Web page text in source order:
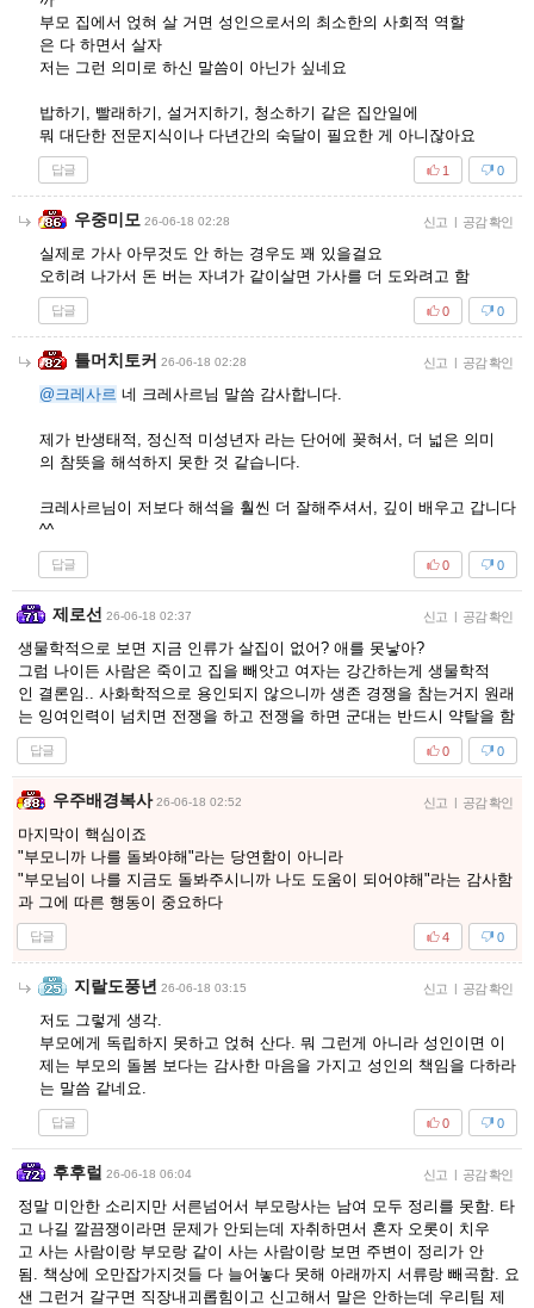
부모 집에서 얹혀 살 거면 성인으로서의 최소한의 사회적 역할
은 다 하면서 살자
저는 그런 의미로 하신 말씀이 아닌가 싶네요
밥하기, 빨래하기, 설거지하기, 청소하기 같은 집안일에
뭐 대단한 전문지식이나 다년간의 숙달이 필요한 게 아니잖아요
답글 0
1
우중미모 26-06-18 02:28 신고 | 공감 확인
실제로 가사 아무것도 안 하는 경우도 꽤 있을걸요
오히려 나가서 돈 버는 자녀가 같이살면 가사를 더 도와려고 함
답글 0
0
틀머치토커 26-06-18 02:28 신고 | 공감 확인
@크레사르 네 크레사르님 말씀 감사합니다.
제가 반생태적, 정신적 미성년자 라는 단어에 꽂혀서, 더 넓은 의미
의 참뜻을 해석하지 못한 것 같습니다.
크레사르님이 저보다 해석을 훨씬 더 잘해주셔서, 깊이 배우고 갑니다
^^
답글 0
0
제로선 26-06-18 02:37 신고 | 공감 확인
생물학적으로 보면 지금 인류가 살집이 없어? 애를 못낳아?
그럼 나이든 사람은 죽이고 집을 빼앗고 여자는 강간하는게 생물학적
인 결론임.. 사화학적으로 용인되지 않으니까 생존 경쟁을 참는거지 원래
는 잉여인력이 넘치면 전쟁을 하고 전쟁을 하면 군대는 반드시 약탈을 함
답글 0
0
우주배경복사 26-06-18 02:52 신고 | 공감 확인
마지막이 핵심이죠
"부모니까 나를 돌봐야해"라는 당연함이 아니라
"부모님이 나를 지금도 돌봐주시니까 나도 도움이 되어야해"라는 감사함
과 그에 따른 행동이 중요하다
답글 0
4
지랄도풍년 26-06-18 03:15 신고 | 공감 확인
저도 그렇게 생각.
부모에게 독립하지 못하고 얹혀 산다. 뭐 그런게 아니라 성인이면 이
제는 부모의 돌봄 보다는 감사한 마음을 가지고 성인의 책임을 다하라
는 말씀 같네요.
답글 0
0
후후럴 26-06-18 06:04 신고 | 공감 확인
정말 미안한 소리지만 서른넘어서 부모랑사는 남여 모두 정리를 못함. 타
고 나길 깔끔쟁이라면 문제가 안되는데 자취하면서 혼자 오롯이 치우
고 사는 사람이랑 부모랑 같이 사는 사람이랑 보면 주변이 정리가 안
됨. 책상에 오만잡가지것들 다 늘어놓다 못해 아래까지 서류랑 빼곡함. 요
샌 그런거 갈구면 직장내괴롭힘이고 신고해서 말은 안하는데 우리팀 제